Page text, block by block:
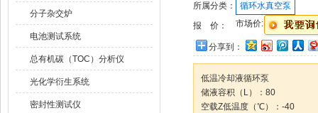
分子杂交炉
电池测试系统
总有机碳（TOC）分析仪
光化学衍生系统
密封性测试仪
所属分类：
循环水真空泵
报 价：
市场价:
分享到：
低温冷却液循环泵
储液容积（L）：80
空载Z低温度（℃）：-40